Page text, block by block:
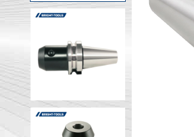
Anti vibrazione
Accessori portautensili